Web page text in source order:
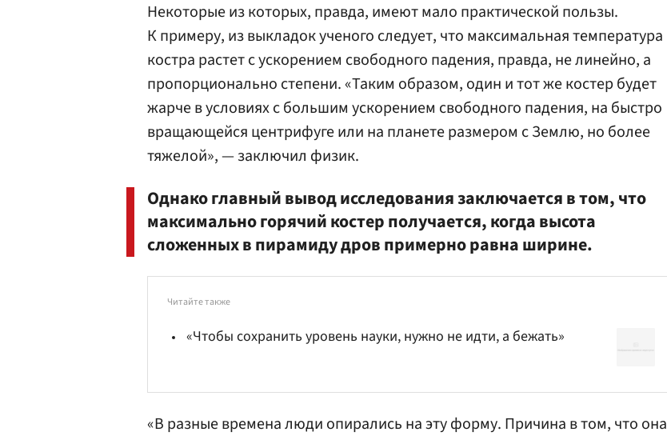
Некоторые из которых, правда, имеют мало практической пользы.
К примеру, из выкладок ученого следует, что максимальная температура
костра растет с ускорением свободного падения, правда, не линейно, а
пропорционально степени. «Таким образом, один и тот же костер будет
жарче в условиях с большим ускорением свободного падения, на быстро
вращающейся центрифуге или на планете размером с Землю, но более
тяжелой», — заключил физик.
Однако главный вывод исследования заключается в том, что
максимально горячий костер получается, когда высота
сложенных в пирамиду дров примерно равна ширине.
Читайте также
«Чтобы сохранить уровень науки, нужно не идти, а бежать»
«В разные времена люди опирались на эту форму. Причина в том, что она